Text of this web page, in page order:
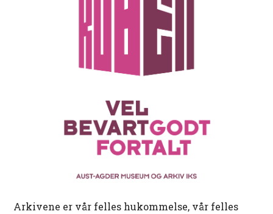
Arkivene er vår felles hukommelse, vår felles